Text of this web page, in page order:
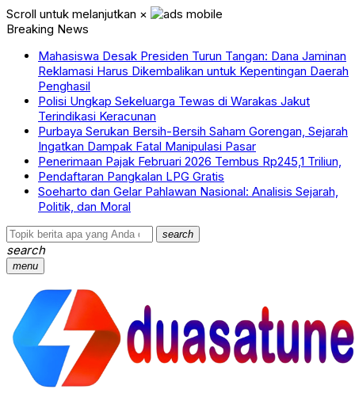
Scroll untuk melanjutkan ×
Breaking News
Mahasiswa Desak Presiden Turun Tangan: Dana Jaminan
Reklamasi Harus Dikembalikan untuk Kepentingan Daerah
Penghasil
Polisi Ungkap Sekeluarga Tewas di Warakas Jakut
Terindikasi Keracunan
Purbaya Serukan Bersih-Bersih Saham Gorengan, Sejarah
Ingatkan Dampak Fatal Manipulasi Pasar
Penerimaan Pajak Februari 2026 Tembus Rp245,1 Triliun,
Pendaftaran Pangkalan LPG Gratis
Soeharto dan Gelar Pahlawan Nasional: Analisis Sejarah,
Politik, dan Moral
search
search
menu